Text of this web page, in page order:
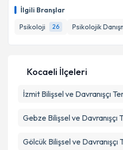
İlgili Branşlar
Psikoloji
26 Psikolojik
Kişisel verilerimin
Metni'ni okudum ve
Takvim
Kocaeli İlçeleri
İzmit Bilişsel ve Davranışçı
Gebze Bilişsel ve Davranışçı
Gölcük Bilişsel ve Davranışçı